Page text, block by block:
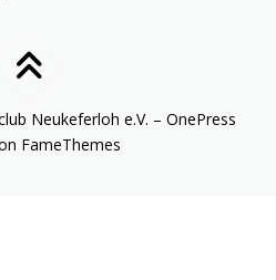
Neukeferloh e.V. – OnePress
FameThemes